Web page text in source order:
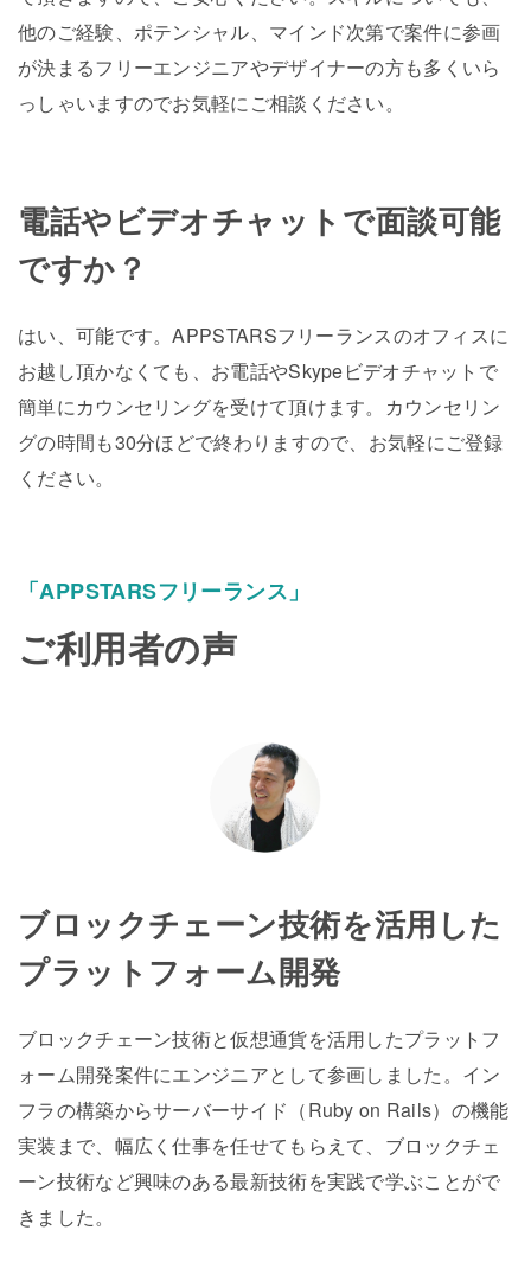
他のご経験、ポテンシャル、マインド次第で案件に参画
が決まるフリーエンジニアやデザイナーの方も多くいら
っしゃいますのでお気軽にご相談ください。
電話やビデオチャットで面談可能
ですか？
はい、可能です。APPSTARSフリーランスのオフィスに
お越し頂かなくても、お電話やSkypeビデオチャットで
簡単にカウンセリングを受けて頂けます。カウンセリン
グの時間も30分ほどで終わりますので、お気軽にご登録
ください。
「APPSTARSフリーランス」
ご利用者の声
ブロックチェーン技術を活用した
プラットフォーム開発
ブロックチェーン技術と仮想通貨を活用したプラットフ
ォーム開発案件にエンジニアとして参画しました。イン
フラの構築からサーバーサイド（Ruby on Rails）の機能
実装まで、幅広く仕事を任せてもらえて、ブロックチェ
ーン技術など興味のある最新技術を実践で学ぶことがで
きました。